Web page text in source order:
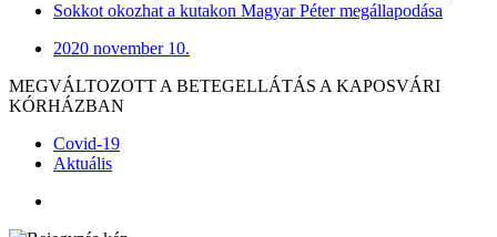
Sokkot okozhat a kutakon Magyar Péter megállapodása
2020 november 10.
MEGVÁLTOZOTT A BETEGELLÁTÁS A KAPOSVÁRI
KÓRHÁZBAN
Covid-19
Aktuális